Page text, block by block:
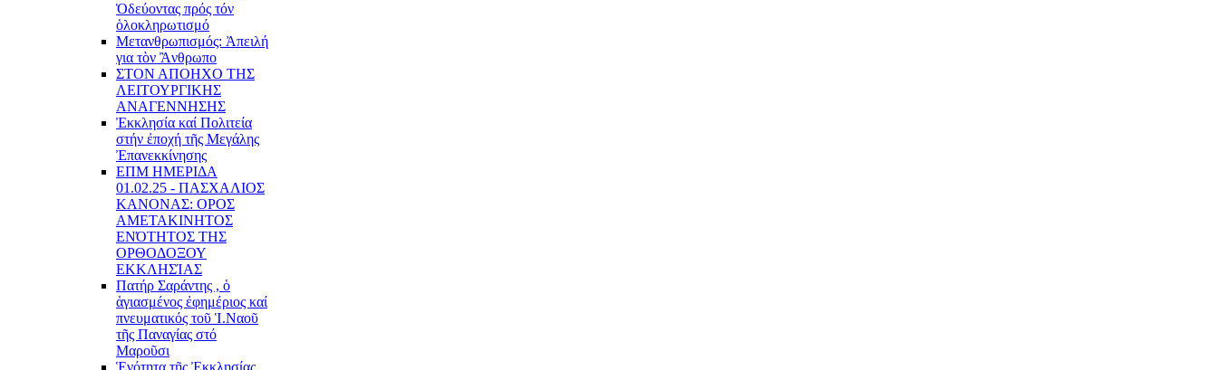
Ὁδεύοντας πρός τόν
ὁλοκληρωτισμό
Μετανθρωπισμός: Ἀπειλή
για τὸν Ἂνθρωπο
ΣΤΟΝ ΑΠΟΗΧΟ ΤΗΣ
ΛΕΙΤΟΥΡΓΙΚΗΣ
ΑΝΑΓΕΝΝΗΣΗΣ
Ἐκκλησία καί Πολιτεία
στήν ἐποχή τῆς Μεγάλης
Ἐπανεκκίνησης
ΕΠΜ ΗΜΕΡΙΔΑ
01.02.25 - ΠΑΣΧΑΛΙΟΣ
ΚΑΝΟΝΑΣ: ΟΡΟΣ
ΑΜΕΤΑΚΙΝΗΤΟΣ
ΕΝΌΤΗΤΟΣ ΤΗΣ
ΟΡΘΟΔΟΞΟΥ
ΕΚΚΛΗΣΊΑΣ
Πατήρ Σαράντης , ὁ
ἁγιασμένος ἐφημέριος καί
πνευματικός τοῦ Ἱ.Ναοῦ
τῆς Παναγίας στό
Μαροῦσι
Ἑνότητα τῆς Ἐκκλησίας